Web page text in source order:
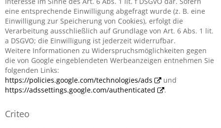
eine entsprechende Einwilligung abgefragt wurde (z. B. eine
Einwilligung zur Speicherung von Cookies), erfolgt die
Verarbeitung ausschließlich auf Grundlage von Art. 6 Abs. 1 lit.
a DSGVO; die Einwilligung ist jederzeit widerrufbar.
Weitere Informationen zu Widerspruchsmöglichkeiten gegen
die von Google eingeblendeten Werbeanzeigen entnehmen Sie
folgenden Links:
https://policies.google.com/technologies/ads
und
https://adssettings.google.com/authenticated
.
Criteo